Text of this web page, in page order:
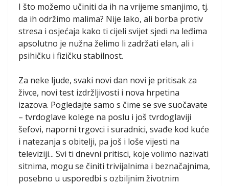
I što možemo učiniti da ih na vrijeme smanjimo, tj.
da ih održimo malima? Nije lako, ali borba protiv
stresa i osjećaja kako ti cijeli svijet sjedi na leđima
apsolutno je nužna želimo li zadržati elan, ali i
psihičku i fizičku stabilnost.
Za neke ljude, svaki novi dan novi je pritisak za
živce, novi test izdržljivosti i nova hrpetina
izazova. Pogledajte samo s čime se sve suočavate
– tvrdoglave kolege na poslu i još tvrdoglaviji
šefovi, naporni trgovci i suradnici, svađe kod kuće
i natezanja s obitelji, pa još i loše vijesti na
televiziji... Svi ti dnevni pritisci, koje volimo nazivati
sitnima, mogu se činiti trivijalnima i beznačajnima,
posebno u usporedbi s ozbiljnim životnim